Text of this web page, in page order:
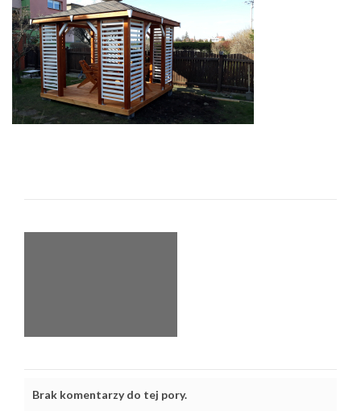
Brak komentarzy do tej pory.